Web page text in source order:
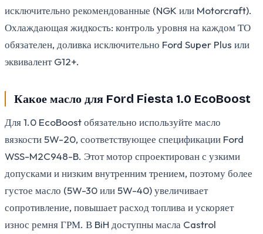
исключительно рекомендованные (NGK или Motorcraft).
Охлаждающая жидкость: контроль уровня на каждом ТО
обязателен, доливка исключительно Ford Super Plus или
эквивалент G12+.
Какое масло для Ford Fiesta 1.0 EcoBoost
Для 1.0 EcoBoost обязательно используйте масло
вязкости 5W-20, соответствующее спецификации Ford
WSS-M2C948-B. Этот мотор спроектирован с узкими
допусками и низким внутренним трением, поэтому более
густое масло (5W-30 или 5W-40) увеличивает
сопротивление, повышает расход топлива и ускоряет
износ ремня ГРМ. В BiH доступны масла Castrol